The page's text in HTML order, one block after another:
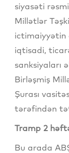
siyasəti
Millətlər
ictimaiyyətin
iqtisadi,
sanksiyaları
Birləşmiş
Şurası
tərəfindən
Tramp 2
Bu arada